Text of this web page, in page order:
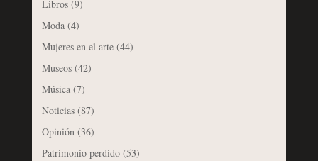
Libros(9)
Moda(4)
Mujeres en el arte(44)
Museos(42)
Música(7)
Noticias(87)
Opinión(36)
Patrimonio perdido(53)